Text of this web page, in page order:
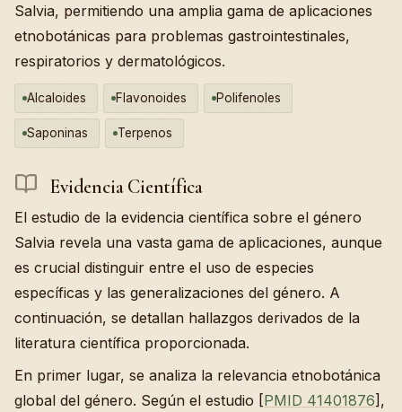
Salvia, permitiendo una amplia gama de aplicaciones
etnobotánicas para problemas gastrointestinales,
respiratorios y dermatológicos.
Alcaloides Flavonoides Polifenoles
Saponinas Terpenos
Evidencia Científica
El estudio de la evidencia científica sobre el género
Salvia revela una vasta gama de aplicaciones, aunque
es crucial distinguir entre el uso de especies
específicas y las generalizaciones del género. A
continuación, se detallan hallazgos derivados de la
literatura científica proporcionada.
En primer lugar, se analiza la relevancia etnobotánica
global del género. Según el estudio [PMID 41401876],